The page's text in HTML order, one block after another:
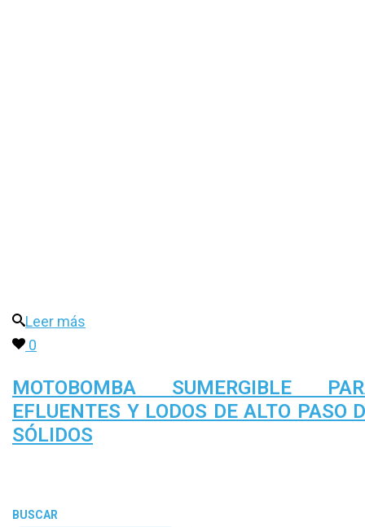
Leer más
0
MOTOBOMBA SUMERGIBLE
EFLUENTES Y LODOS DE ALTO PASO
SÓLIDOS
BUSCAR